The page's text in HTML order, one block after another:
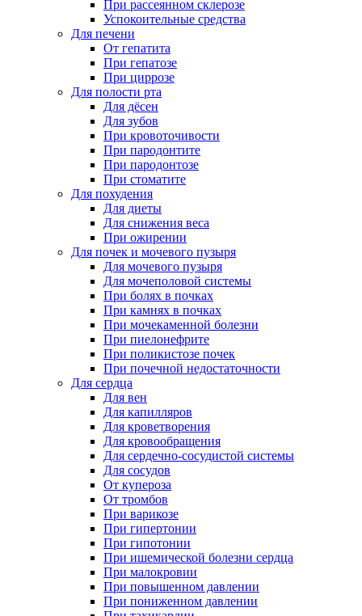
При рассеянном склерозе
Успокоительные средства
Для печени
От гепатита
При гепатозе
При циррозе
Для полости рта
Для дёсен
Для зубов
При кровоточивости
При пародонтите
При пародонтозе
При стоматите
Для похудения
Для диеты
Для снижения веса
При ожирении
Для почек и мочевого пузыря
Для мочевого пузыря
Для мочеполовой системы
При болях в почках
При камнях в почках
При мочекаменной болезни
При пиелонефрите
При поликистозе почек
При почечной недостаточности
Для сердца
Для вен
Для капилляров
Для кроветворения
Для кровообращения
Для сердечно-сосудистой системы
Для сосудов
От купероза
От тромбов
При варикозе
При гипертонии
При гипотонии
При ишемической болезни сердца
При малокровии
При повышенном давлении
При пониженном давлении